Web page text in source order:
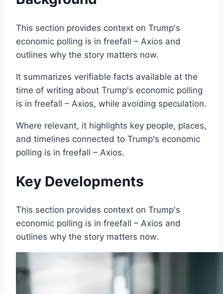
This section provides context on Trump's
economic polling is in freefall – Axios and
outlines why the story matters now.
It summarizes verifiable facts available at the
time of writing about Trump's economic polling
is in freefall – Axios, while avoiding speculation.
Where relevant, it highlights key people, places,
and timelines connected to Trump's economic
polling is in freefall – Axios.
Key Developments
This section provides context on Trump's
economic polling is in freefall – Axios and
outlines why the story matters now.